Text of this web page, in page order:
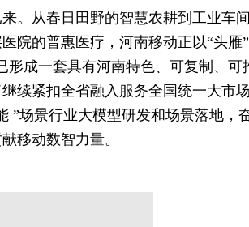
。从春日田野的智慧农耕到工业车
院的普惠医疗，河南移动正以“头雁
形成一套具有河南特色、可复制、
续紧扣全省融入服务全国统一大市
”场景行业大模型研发和场景落地，
移动数智力量。